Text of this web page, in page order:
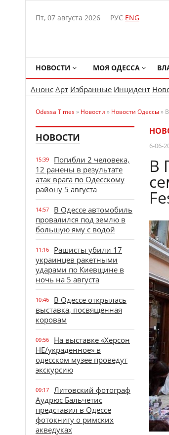
Пт, 07 августа 2026 РУС ENG
НОВОСТИ МОЯ ОДЕССА
Анонс Арт Избранные Инцидент
Odessa Times» Новости » Новости Одессы»
НОВОСТИ
15:39
Погибли 2 человека,
12 ранены в результате
атак врага по Одесскому
району 5 августа
14:57
В Одессе автомобиль
провалился под землю в
большую яму с водой
11:16
Рашисты убили 17
украинцев ракетными
ударами по Киевщине в
ночь на 5 августа
10:46
В Одессе открылась
выставка, посвященная
коровам
09:56
На выставке «Херсон
НЕ/украденное» в
одесском музее проведут
экскурсию
09:17
Литовский фотограф
Аудрюс Бальчетис
представил в Одессе
фотокнигу о римских
акведуках
6-06-
В